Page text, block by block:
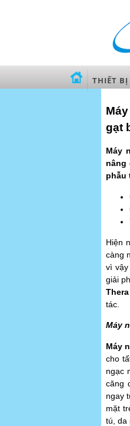
THIẾT
gạt
Máy
nâng
phẫu
Hiện
càng
vì vậy
giải
Thera
tác.
Máy
Máy
cho
ngạc
căng
ngay
mặt
tú, da